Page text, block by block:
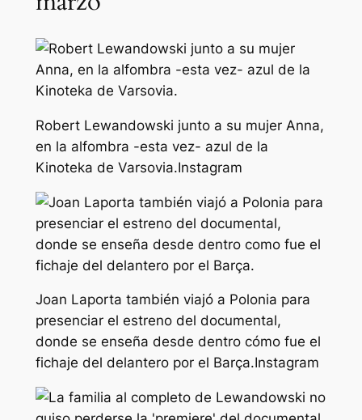
Robert Lewandowski junto a su mujer Anna,
en la alfombra -esta vez- azul de la
Kinoteka de Varsovia.Instagram
Joan Laporta también viajó a Polonia para
presenciar el estreno del documental,
donde se enseña desde dentro cómo fue el
fichaje del delantero por el Barça.Instagram